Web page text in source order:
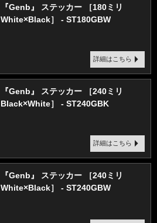
『Genb』 ステッカー ［180ミリ
White×Black］ - ST180GBW
詳細はこちら
『Genb』 ステッカー ［240ミリ
Black×White］ - ST240GBK
詳細はこちら
『Genb』 ステッカー ［240ミリ
White×Black］ - ST240GBW